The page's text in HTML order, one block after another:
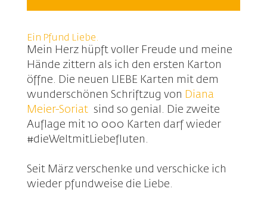
Ein Pfund Liebe.
Mein Herz hüpft voller Freude und meine
Hände zittern als ich den ersten Karton
öffne. Die neuen LIEBE Karten mit dem
wunderschönen Schriftzug von Diana
Meier-Soriat sind so genial. Die zweite
Auflage mit 10 000 Karten darf wieder
#dieWeltmitLiebefluten.
Seit März verschenke und verschicke ich
wieder pfundweise die Liebe.